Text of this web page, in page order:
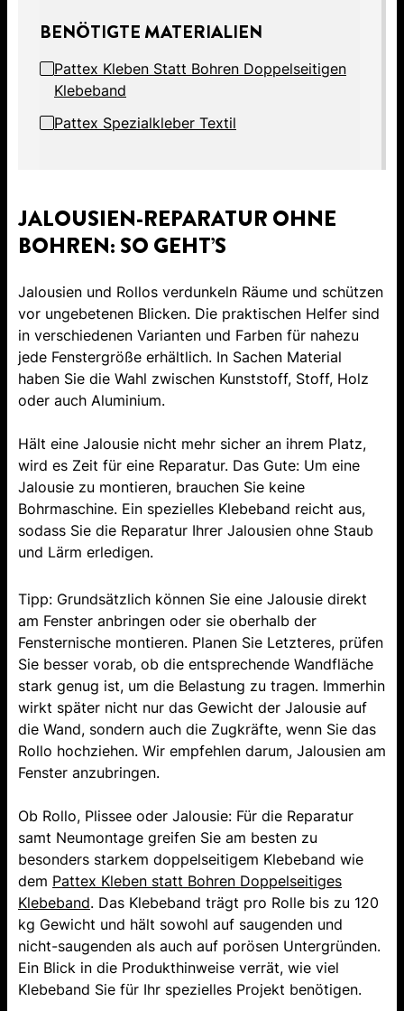
JALOUSIEN-REPARATUR OHNE
BOHREN: SO GEHT’S
Jalousien und Rollos verdunkeln Räume und schützen
vor ungebetenen Blicken. Die praktischen Helfer sind
in verschiedenen Varianten und Farben für nahezu
jede Fenstergröße erhältlich. In Sachen Material
haben Sie die Wahl zwischen Kunststoff, Stoff, Holz
oder auch Aluminium.
Hält eine Jalousie nicht mehr sicher an ihrem Platz,
wird es Zeit für eine Reparatur. Das Gute: Um eine
Jalousie zu montieren, brauchen Sie keine
Bohrmaschine. Ein spezielles Klebeband reicht aus,
sodass Sie die Reparatur Ihrer Jalousien ohne Staub
und Lärm erledigen.
BENÖTIGTE MATERIALIEN
Pattex Kleben Statt Bohren Doppelseitigen
Klebeband
Pattex Spezialkleber Textil
Tipp: Grundsätzlich können Sie eine Jalousie direkt
am Fenster anbringen oder sie oberhalb der
Fensternische montieren. Planen Sie Letzteres, prüfen
Sie besser vorab, ob die entsprechende Wandfläche
stark genug ist, um die Belastung zu tragen. Immerhin
wirkt später nicht nur das Gewicht der Jalousie auf
die Wand, sondern auch die Zugkräfte, wenn Sie das
Rollo hochziehen. Wir empfehlen darum, Jalousien am
Fenster anzubringen.
Ob Rollo, Plissee oder Jalousie: Für die Reparatur
samt Neumontage greifen Sie am besten zu
besonders starkem doppelseitigem Klebeband wie
dem Pattex Kleben statt Bohren Doppelseitiges
Klebeband. Das Klebeband trägt pro Rolle bis zu 120
kg Gewicht und hält sowohl auf saugenden und
nicht-saugenden als auch auf porösen Untergründen.
Ein Blick in die Produkthinweise verrät, wie viel
Klebeband Sie für Ihr spezielles Projekt benötigen.